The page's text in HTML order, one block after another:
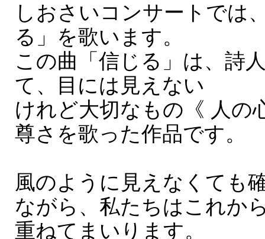
しおさいコンサートでは
る」を歌います。
この曲「信じる」は、詩
て、目には見えない
けれど大切なもの《 人の
尊さを歌った作品です。
風のように見えなくても
ながら、私たちはこれか
重ねてまいります。